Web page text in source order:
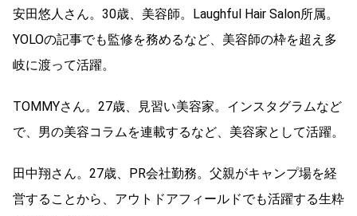
安田悠人さん。30歳、美容師。Laughful Hair Salon所属。
YOLOの記事でも監修を務めるなど、美容師の枠を超え多
岐に渡って活躍。
TOMMYさん。27歳、見習い美容家。インスタグラムなど
で、男の美容コラムを連載するなど、美容家として活躍。
田中翔さん。27歳、PR会社勤務。父親がキャンプ場を経
営することから、アウトドアフィールドでも活躍する生粋